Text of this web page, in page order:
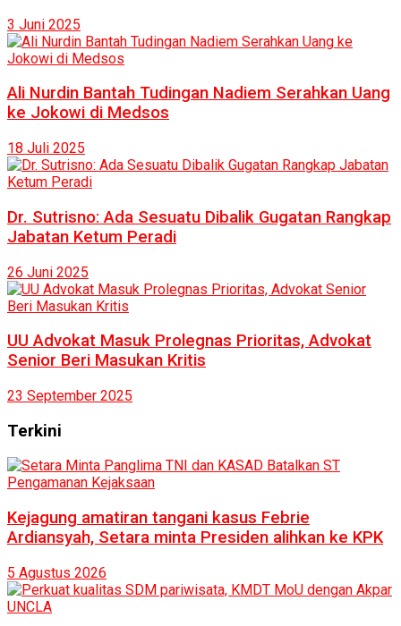
3 Juni 2025
Ali Nurdin Bantah Tudingan Nadiem Serahkan Uang
ke Jokowi di Medsos
18 Juli 2025
Dr. Sutrisno: Ada Sesuatu Dibalik Gugatan Rangkap
Jabatan Ketum Peradi
26 Juni 2025
UU Advokat Masuk Prolegnas Prioritas, Advokat
Senior Beri Masukan Kritis
23 September 2025
Terkini
Kejagung amatiran tangani kasus Febrie
Ardiansyah, Setara minta Presiden alihkan ke KPK
5 Agustus 2026